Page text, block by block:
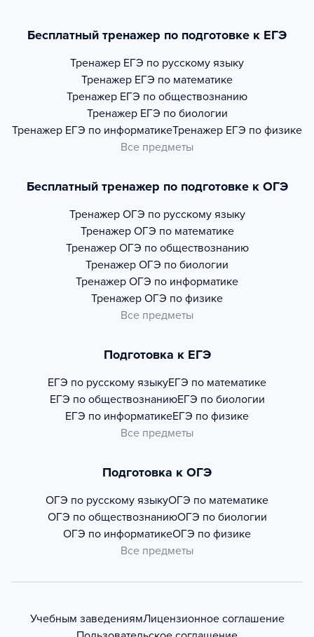
Бесплатный тренажер по подготовке к ЕГЭ
Тренажер ЕГЭ по русскому языку
Тренажер ЕГЭ по математике
Тренажер ЕГЭ по обществознанию
Тренажер ЕГЭ по биологии
Тренажер ЕГЭ по информатикеТренажер ЕГЭ по физике
Все предметы
Бесплатный тренажер по подготовке к ОГЭ
Тренажер ОГЭ по русскому языку
Тренажер ОГЭ по математике
Тренажер ОГЭ по обществознанию
Тренажер ОГЭ по биологии
Тренажер ОГЭ по информатике
Тренажер ОГЭ по физике
Все предметы
Подготовка к ЕГЭ
ЕГЭ по русскому языкуЕГЭ по математике
ЕГЭ по обществознаниюЕГЭ по биологии
ЕГЭ по информатикеЕГЭ по физике
Все предметы
Подготовка к ОГЭ
ОГЭ по русскому языкуОГЭ по математике
ОГЭ по обществознаниюОГЭ по биологии
ОГЭ по информатикеОГЭ по физике
Все предметы
Учебным заведениямЛицензионное соглашение